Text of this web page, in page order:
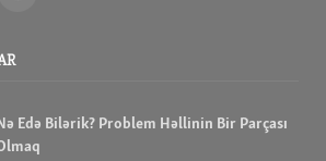
Edə Bilərik? Problem Həllinin Bir Parçası